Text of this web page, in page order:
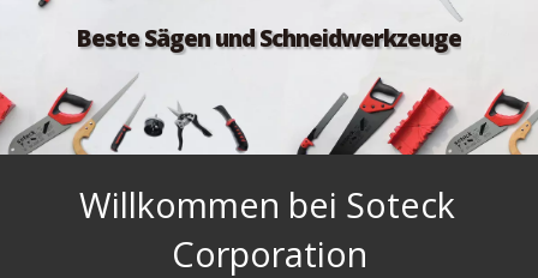
Beste Sägen und Schneidwerkzeuge
Willkommen bei Soteck
Corporation